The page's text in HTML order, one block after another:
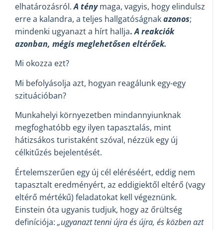
elhatározásról.A ténymaga, vagyis, hogy elindulsz
erre a kalandra, a teljes hallgatóságnakazonos;
mindenki ugyanazt a hírt hallja.A reakciók
azonban, mégis meglehetősen eltérőek.
Mi okozza ezt?
Mi befolyásolja azt, hogyan reagálunk egy-egy
szituációban?
Munkahelyi környezetben mindannyiunknak
megfoghatóbb egy ilyen tapasztalás, mint
hátizsákos turistaként szóval, nézzük egy új
célkitűzés bejelentését.
Értelemszerűen egy új cél eléréséért, eddig nem
tapasztalt eredményért, az eddigiektől eltérő (vagy
eltérő mértékű) feladatokat kell végeznünk.
Einstein óta ugyanis tudjuk, hogy az őrültség
definíciója: „ugyanazt tenni újra és újra, és közben azt